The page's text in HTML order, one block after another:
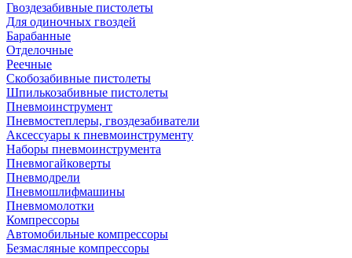
Гвоздезабивные пистолеты
Для одиночных гвоздей
Барабанные
Отделочные
Реечные
Скобозабивные пистолеты
Шпилькозабивные пистолеты
Пневмоинструмент
Пневмостеплеры, гвоздезабиватели
Аксессуары к пневмоинструменту
Наборы пневмоинструмента
Пневмогайковерты
Пневмодрели
Пневмошлифмашины
Пневмомолотки
Компрессоры
Автомобильные компрессоры
Безмасляные компрессоры